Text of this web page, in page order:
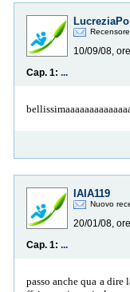
LucreziaPo
10/09/08,
Cap. 1: ...
IAIA119
Nuovo
20/01/08,
Cap. 1: ...
passo anche qua a dire